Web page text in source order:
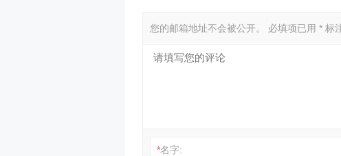
您的邮箱地址不会被公开。 必填项已用 * 标
*名字: